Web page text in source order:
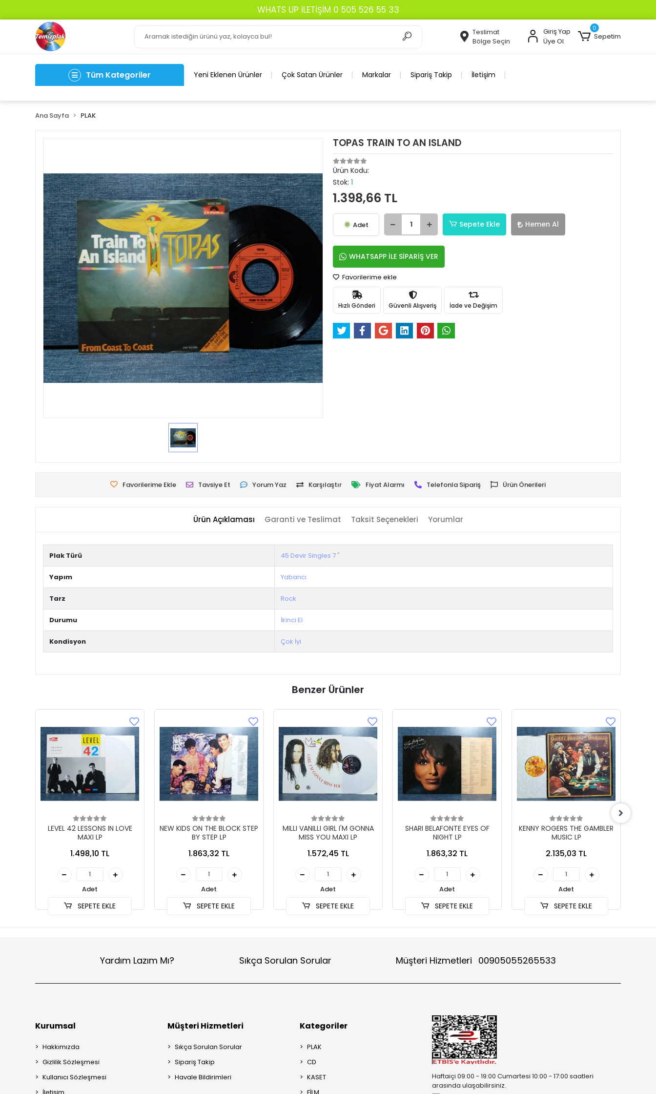
WHATS UP İLETİŞİM 0 505 526 55 33
Teslimat
Bölge Seçin
Giriş Yap
Üye Ol
0
Sepetim
Tüm Kategoriler Yeni Eklenen Ürünler Çok Satan Ürünler Markalar Sipariş Takip İletişim
Ana Sayfa PLAK
TOPAS TRAIN TO AN ISLAND
Ürün Kodu:
Stok: 1
1.398,66 TL
Adet Sepete Ekle Hemen Al
WHATSAPP İLE SİPARİŞ VER
Favorilerime ekle
Hızlı Gönderi Güvenli Alışveriş İade ve Değişim
Favorilerime Ekle Tavsiye Et Yorum Yaz Karşılaştır Fiyat Alarmı Telefonla Sipariş Ürün Önerileri
Ürün Açıklaması Garanti ve Teslimat Taksit Seçenekleri Yorumlar
Plak Türü 45 Devir Singles 7 "
Yapım Yabancı
Tarz Rock
Durumu İkinci El
Kondisyon Çok İyi
Benzer Ürünler
LEVEL 42 LESSONS IN LOVE
MAXI LP
1.498,10 TL
Adet
SEPETE EKLE
NEW KIDS ON THE BLOCK STEP
BY STEP LP
1.863,32 TL
Adet
SEPETE EKLE
MILLI VANILLI GIRL I'M GONNA
MISS YOU MAXI LP
1.572,45 TL
Adet
SEPETE EKLE
SHARI BELAFONTE EYES OF
NIGHT LP
1.863,32 TL
Adet
SEPETE EKLE
KENNY ROGERS THE GAMBLER
MUSIC LP
2.135,03 TL
Adet
SEPETE EKLE
Yardım Lazım Mı? Sıkça Sorulan Sorular Müşteri Hizmetleri 00905055265533
Kurumsal
Hakkımızda
Gizlilik Sözleşmesi
Kullanıcı Sözleşmesi
Müşteri Hizmetleri
Sıkça Sorulan Sorular
Sipariş Takip
Havale Bildirimleri
Kategoriler
PLAK
CD
KASET
Haftaiçi 09:00 - 19:00 Cumartesi 10:00 - 17:00 saatleri
arasında ulaşabilirsiniz.